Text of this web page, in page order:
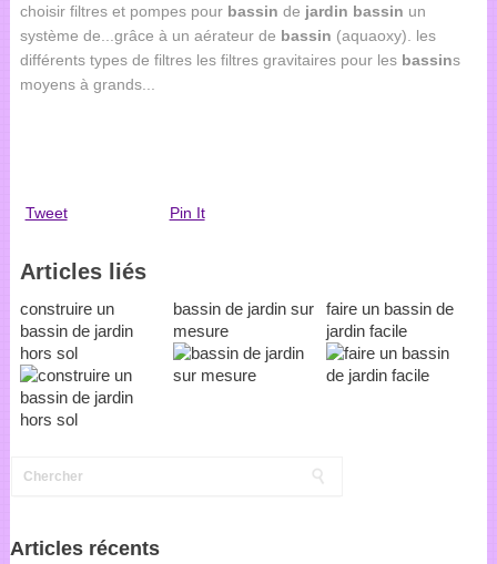
choisir filtres et pompes pour bassin de jardin bassin un
système de...grâce à un aérateur de bassin (aquaoxy). les
différents types de filtres les filtres gravitaires pour les bassins
moyens à grands...
Tweet Pin It
Articles liés
construire un
bassin de jardin
hors sol
bassin de jardin sur
mesure
faire un bassin de
jardin facile
Articles récents